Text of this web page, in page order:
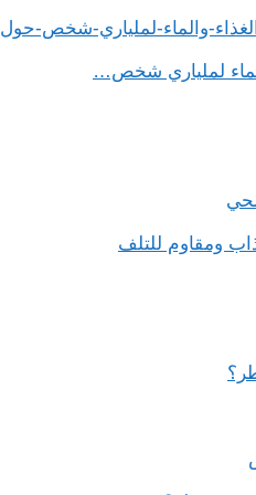
لملياري شخص…
ومقاوم للتلف